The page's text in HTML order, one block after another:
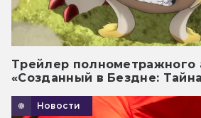
Трейлер полнометражного
«Созданный в Бездне:
Новости